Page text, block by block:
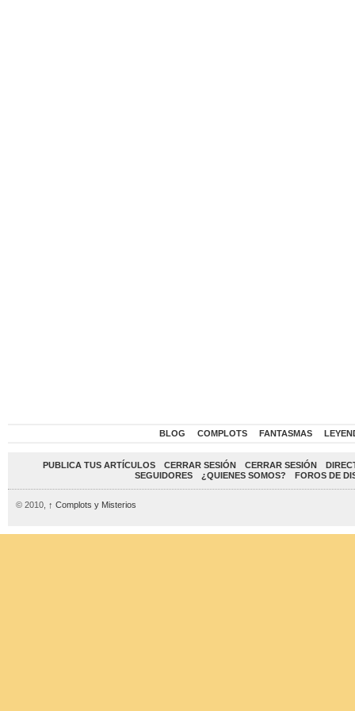
BLOG COMPLOTS FANTASMAS
PUBLICA TUS ARTÍCULOS CERRAR SESIÓN CERRAR SESIÓN
SEGUIDORES
¿QUIENES SOMOS? FOROS DE
© 2010, ↑ Complots y Misterios